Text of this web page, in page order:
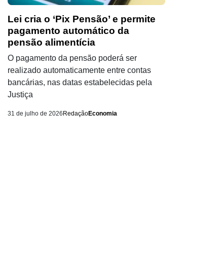
Lei cria o ‘Pix Pensão’ e permite
pagamento automático da
pensão alimentícia
O pagamento da pensão poderá ser
realizado automaticamente entre contas
bancárias, nas datas estabelecidas pela
Justiça
31 de julho de 2026 RedaçãoEconomia